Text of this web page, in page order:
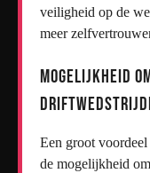
veiligheid op de
meer
Mogelijkheid
Een groot
de mogelijkheid